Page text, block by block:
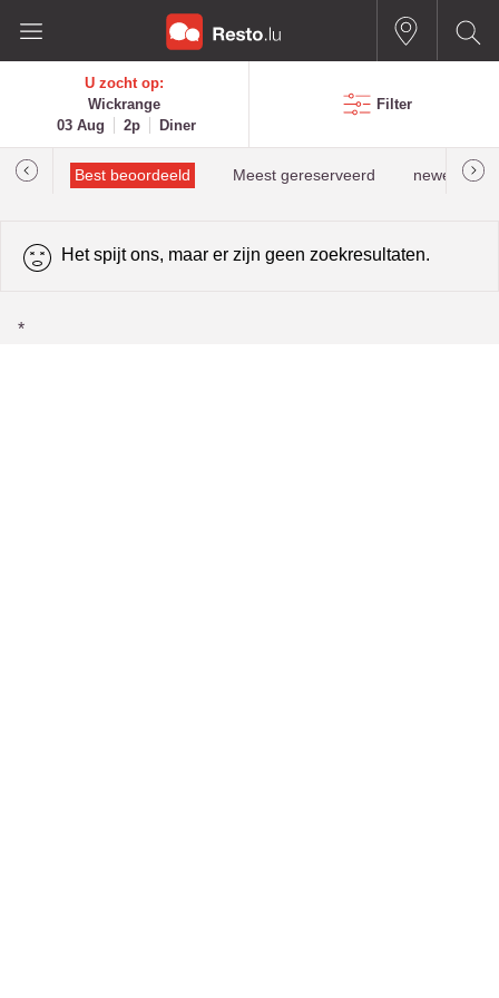
U zocht op:
Wickrange
03 Aug
2p Diner
Filter
Best beoordeeld Meest gereserveerd
Het spijt ons, maar er zijn geen zoekresultaten.
*